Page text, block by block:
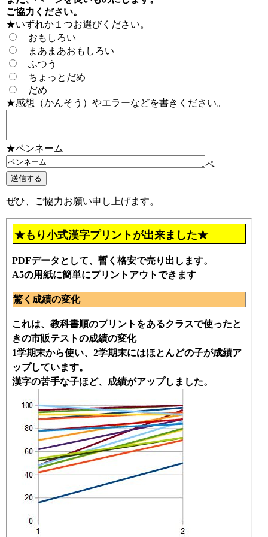
ご協力ください。
★いずれか１つお選びください。
おもしろい
まあまあおもしろい
ふつう
ちょっとだめ
だめ
★感想（かんそう）やエラーなどを書きください。
★ペンネーム
ペ
ぜひ、ご協力お願い申し上げます。